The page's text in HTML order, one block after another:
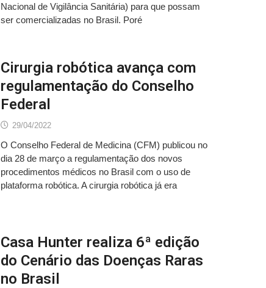
Nacional de Vigilância Sanitária) para que possam
ser comercializadas no Brasil. Poré
Cirurgia robótica avança com
regulamentação do Conselho
Federal
29/04/2022
O Conselho Federal de Medicina (CFM) publicou no
dia 28 de março a regulamentação dos novos
procedimentos médicos no Brasil com o uso de
plataforma robótica. A cirurgia robótica já era
Casa Hunter realiza 6ª edição
do Cenário das Doenças Raras
no Brasil